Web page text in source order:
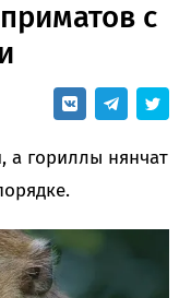
с
а гориллы нянчат